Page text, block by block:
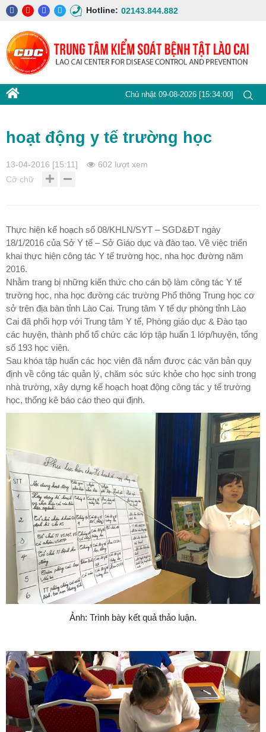
Hotline: 02143.844.882
Chủ nhật 09-08-2026 [15:34:01]
hoạt động y tế trường học
13-04-2016 [15:11]
602 lượt xem
Cỡ chữ
Thực hiện kế hoạch số 08/KHLN/SYT – SGD&ĐT ngày
18/1/2016 của Sở Y tế – Sở Giáo dục và đào tạo. Về việc triển
khai thực hiện công tác Y tế trường học, nha học đường năm
2016.
Nhằm trang bị những kiến thức cho cán bộ làm công tác Y tế
trường học, nha học đường các trường Phổ thông Trung học cơ
sở trên địa bàn tỉnh Lào Cai. Trung tâm Y tế dự phòng tỉnh Lào
Cai đã phối hợp với Trung tâm Y tế, Phòng giáo dục & Đào tạo
các huyện, thành phố tổ chức các lớp tập huấn 1 lớp/huyện, tổng
số 193 học viên.
Sau khóa tập huấn các học viên đã nắm được các văn bản quy
định về công tác quản lý, chăm sóc sức khỏe cho học sinh trong
nhà trường, xây dựng kế hoạch hoạt động công tác y tế trường
học, thống kê báo cáo theo qui định.
Ảnh: Trình bày kết quả thảo luận.